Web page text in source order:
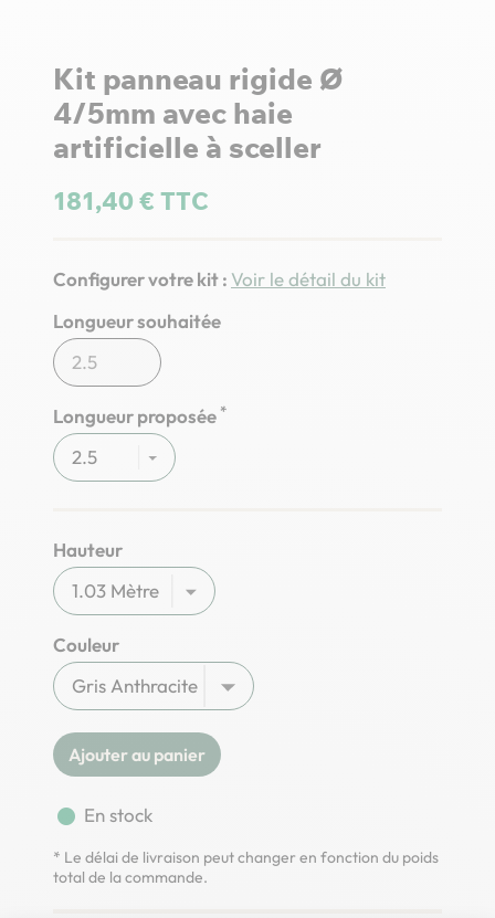
Kit panneau rigide Ø
4/5mm avec haie
artificielle à sceller
181,40 € TTC
Configurer votre kit : Voir le détail du kit
Longueur souhaitée
Longueur proposée *
Hauteur
Couleur
Ajouter au panier
fiber_manual_record En stock
* Le délai de livraison peut changer en fonction du poids
total de la commande.